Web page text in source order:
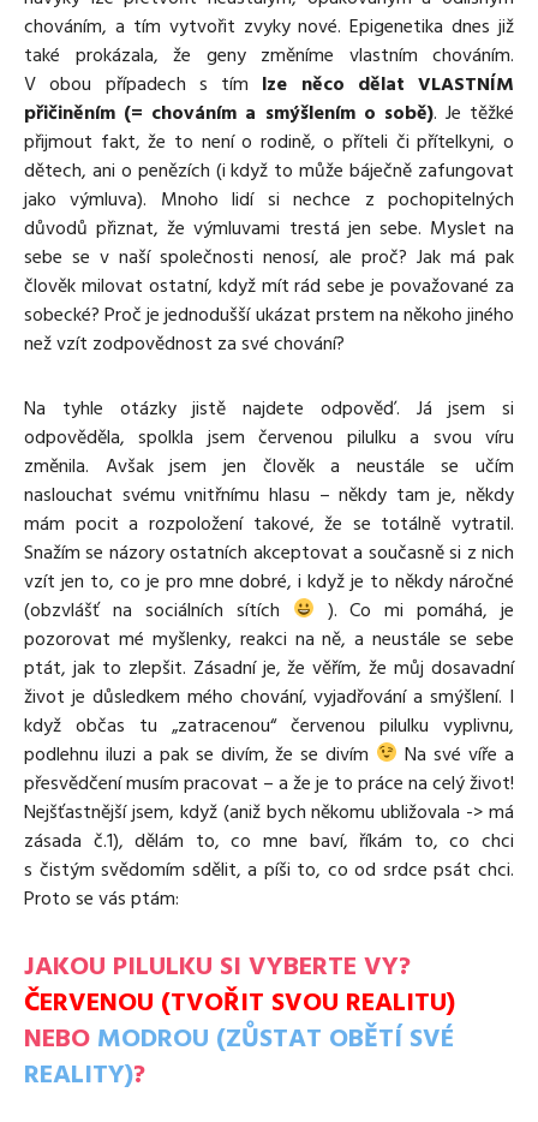
chováním, a tím vytvořit zvyky nové. Epigenetika dnes již
také prokázala, že geny změníme vlastním chováním.
V obou případech s tím lze něco dělat VLASTNÍM
přičiněním (= chováním a smýšlením o sobě). Je těžké
přijmout fakt, že to není o rodině, o příteli či přítelkyni, o
dětech, ani o penězích (i když to může báječně zafungovat
jako výmluva). Mnoho lidí si nechce z pochopitelných
důvodů přiznat, že výmluvami trestá jen sebe. Myslet na
sebe se v naší společnosti nenosí, ale proč? Jak má pak
člověk milovat ostatní, když mít rád sebe je považované za
sobecké? Proč je jednodušší ukázat prstem na někoho jiného
než vzít zodpovědnost za své chování?
Na tyhle otázky jistě najdete odpověď. Já jsem si
odpověděla, spolkla jsem červenou pilulku a svou víru
změnila. Avšak jsem jen člověk a neustále se učím
naslouchat svému vnitřnímu hlasu – někdy tam je, někdy
mám pocit a rozpoložení takové, že se totálně vytratil.
Snažím se názory ostatních akceptovat a současně si z nich
vzít jen to, co je pro mne dobré, i když je to někdy náročné
(obzvlášť na sociálních sítích
). Co mi pomáhá, je
pozorovat mé myšlenky, reakci na ně, a neustále se sebe
ptát, jak to zlepšit. Zásadní je, že věřím, že můj dosavadní
život je důsledkem mého chování, vyjadřování a smýšlení. I
když občas tu „zatracenou“ červenou pilulku vyplivnu,
podlehnu iluzi a pak se divím, že se divím
Na své víře a
přesvědčení musím pracovat – a že je to práce na celý život!
Nejšťastnější jsem, když (aniž bych někomu ubližovala -> má
zásada č.1), dělám to, co mne baví, říkám to, co chci
s čistým svědomím sdělit, a píši to, co od srdce psát chci.
Proto se vás ptám:
JAKOU PILULKU SI VYBERTE VY?
ČERVENOU (TVOŘIT SVOU REALITU)
NEBO MODROU (ZŮSTAT OBĚTÍ SVÉ
REALITY)?